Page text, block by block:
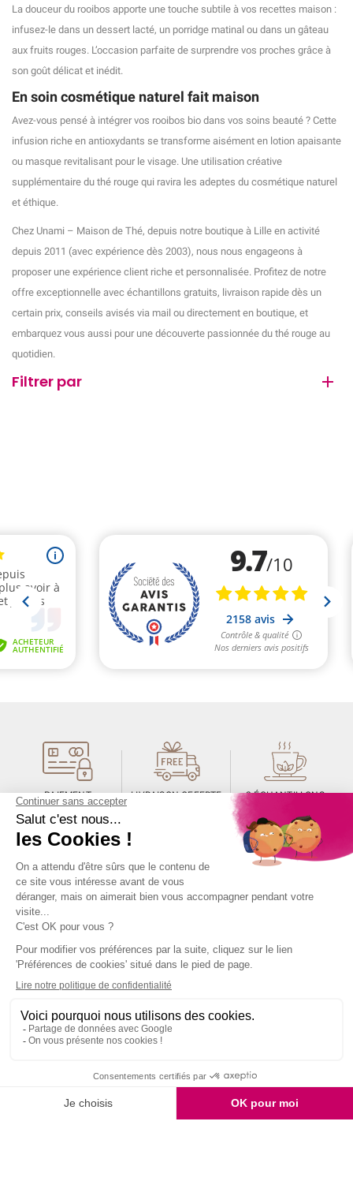
La douceur du rooibos apporte une touche subtile à vos recettes maison :
infusez-le dans un dessert lacté, un porridge matinal ou dans un gâteau
aux fruits rouges. L’occasion parfaite de surprendre vos proches grâce à
son goût délicat et inédit.
En soin cosmétique naturel fait maison
Avez-vous pensé à intégrer vos rooibos bio dans vos soins beauté ? Cette
infusion riche en antioxydants se transforme aisément en lotion apaisante
ou masque revitalisant pour le visage. Une utilisation créative
supplémentaire du thé rouge qui ravira les adeptes du cosmétique naturel
et éthique.
Chez Unami – Maison de Thé, depuis notre boutique à Lille en activité
depuis 2011 (avec expérience dès 2003), nous nous engageons à
proposer une expérience client riche et personnalisée. Profitez de notre
offre exceptionnelle avec échantillons gratuits, livraison rapide dès un
certain prix, conseils avisés via mail ou directement en boutique, et
embarquez vous aussi pour une découverte passionnée du thé rouge au
quotidien.
Filtrer par
PAIEMENT
SÉCURISÉ
LIVRAISON OFFERTE
2 ÉCHANTILLONS
SERVICE CLIENT
03 28 52 43 70
ÉTHIQUE
& QUALITÉ
RÉCOMPENSÉE
Commander